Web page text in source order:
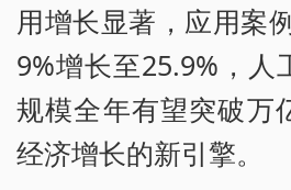
用增长显著，应用案
9%增长至25.9%，人
规模全年有望突破万
经济增长的新引擎。